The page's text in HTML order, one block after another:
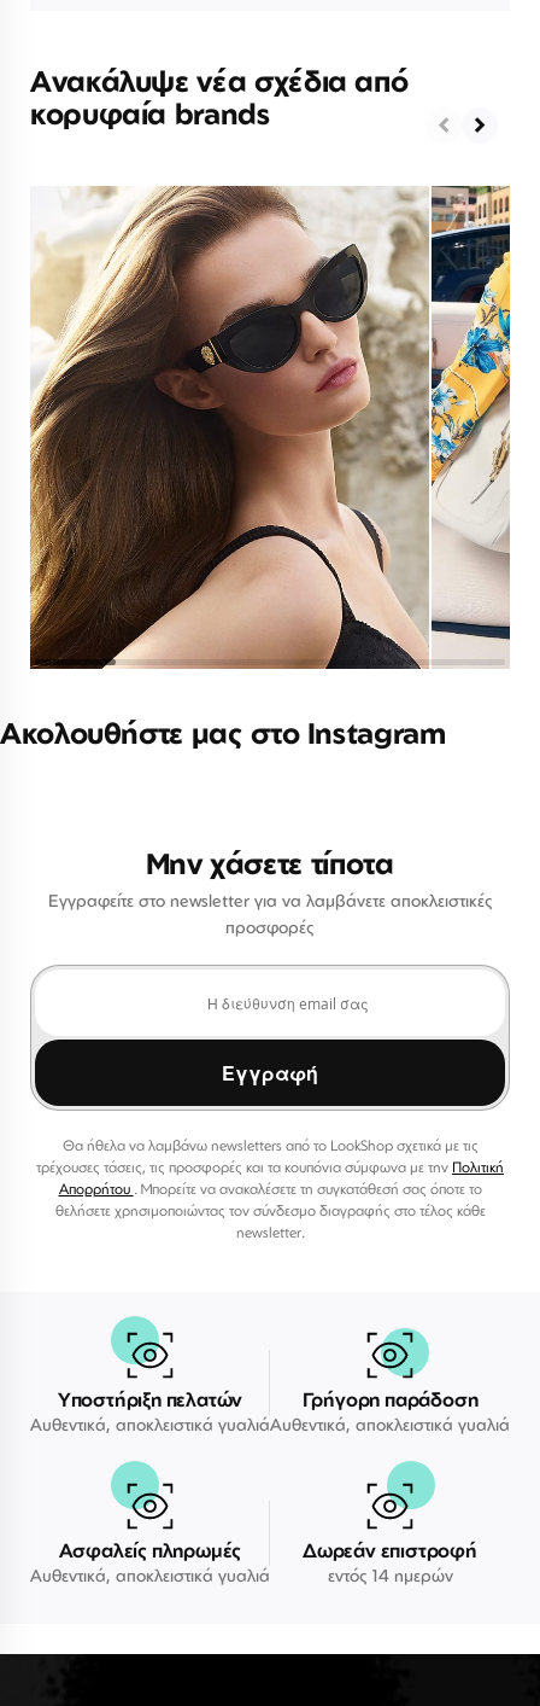
Ανακάλυψε νέα σχέδια από
κορυφαία brands
Ακολουθήστε μας στο Instagram
Μην χάσετε τίποτα
Εγγραφείτε στο newsletter για να λαμβάνετε αποκλειστικές
προσφορές
Εγγραφή
Θα ήθελα να λαμβάνω newsletters από το LookShop σχετικά με τις
τρέχουσες τάσεις, τις προσφορές και τα κουπόνια σύμφωνα με την Πολιτική
Απορρήτου . Μπορείτε να ανακαλέσετε τη συγκατάθεσή σας όποτε το
θελήσετε χρησιμοποιώντας τον σύνδεσμο διαγραφής στο τέλος κάθε
newsletter.
Υποστήριξη πελατών
Αυθεντικά, αποκλειστικά γυαλιά
Γρήγορη παράδοση
Αυθεντικά, αποκλειστικά γυαλιά
Ασφαλείς πληρωμές
Αυθεντικά, αποκλειστικά γυαλιά
Δωρεάν επιστροφή
εντός 14 ημερών